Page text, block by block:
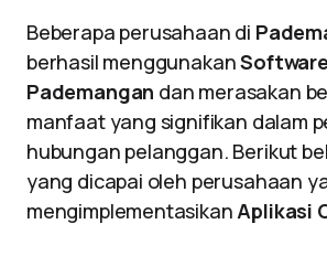
Beberapa perusahaan di
berhasil menggunakan
Pademangan dan merasakan
manfaat yang signifikan dalam
hubungan pelanggan. Berikut
yang dicapai oleh perusahaan
mengimplementasikanAplikasi